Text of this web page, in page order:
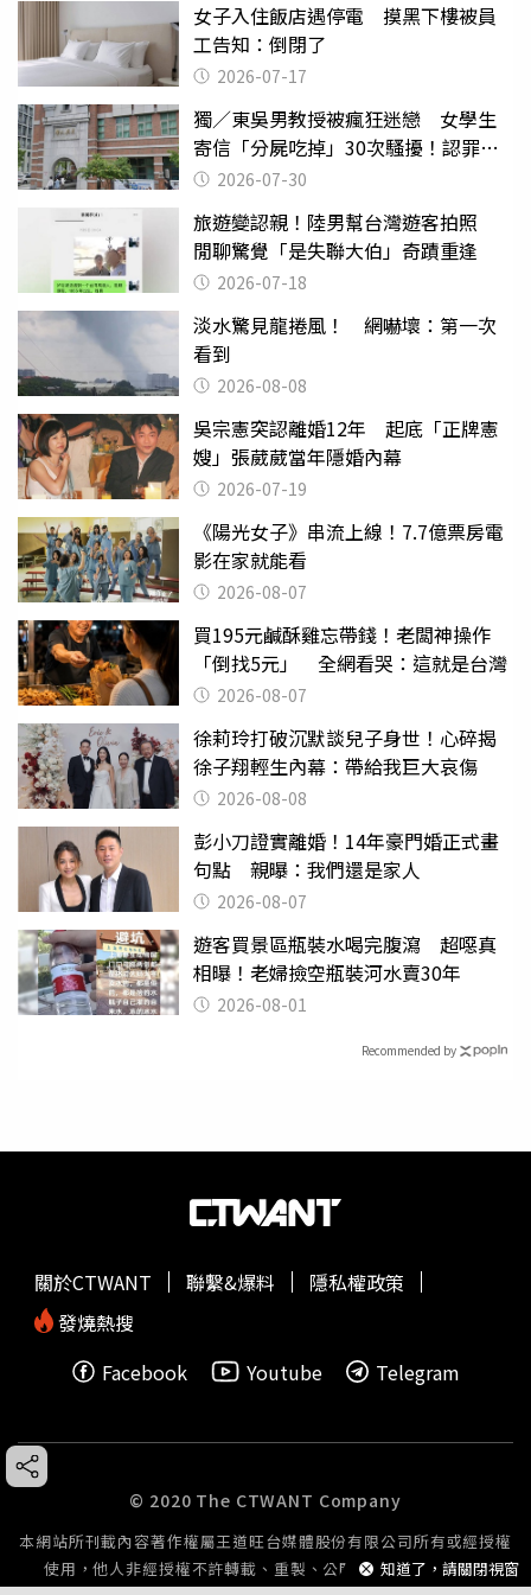
女子入住飯店遇停電 摸黑下樓被員
工告知：倒閉了
2026-07-17
獨／東吳男教授被瘋狂迷戀 女學生
寄信「分屍吃掉」30次騷擾！認罪免
關 2026-07-30
旅遊變認親！陸男幫台灣遊客拍照
閒聊驚覺「是失聯大伯」奇蹟重逢
2026-07-18
淡水驚見龍捲風！ 網嚇壞：第一次
看到
2026-08-08
吳宗憲突認離婚12年 起底「正牌憲
嫂」張葳葳當年隱婚內幕
2026-07-19
《陽光女子》串流上線！7.7億票房電
影在家就能看
2026-08-07
買195元鹹酥雞忘帶錢！老闆神操作
「倒找5元」 全網看哭：這就是台灣
2026-08-07
徐莉玲打破沉默談兒子身世！心碎揭
徐子翔輕生內幕：帶給我巨大哀傷
2026-08-08
彭小刀證實離婚！14年豪門婚正式畫
句點 親曝：我們還是家人
2026-08-07
遊客買景區瓶裝水喝完腹瀉 超噁真
相曝！老婦撿空瓶裝河水賣30年
2026-08-01
Recommended by
知道了，請關閉視窗
關於CTWANT 聯繫&爆料
隱私權政策
發燒熱搜
Facebook
Youtube Telegram
© 2020 The CTWANT Company
本網站所刊載內容著作權屬王道旺台媒體股份有限公司所有或經授權
使用，他人非經授權不許轉載、重製、公開播送或公開傳輸。